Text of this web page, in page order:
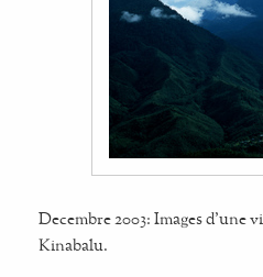
Decembre 2003: Images d'une
Kinabalu.